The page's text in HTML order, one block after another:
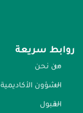
روابط سريعة
من نحن
الشؤون الأكاديمية
القبول